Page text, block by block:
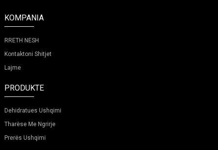
KOMPANIA
RRETH NESH
Kontaktoni Shitjet
Lajme
PRODUKTE
Dehidratues Ushqimi
Tharëse Me Ngrirje
Prerës Ushqimi